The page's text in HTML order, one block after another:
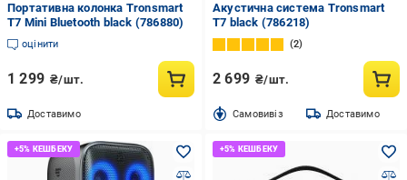
Портативна колонка Tronsmart
T7 Mini Bluetooth black (786880)
оцінити
1 299 ₴/шт.
Доставимо
Акустична система Tronsmart
T7 black (786218)
2
2 699 ₴/шт.
Cамовивіз Доставимо